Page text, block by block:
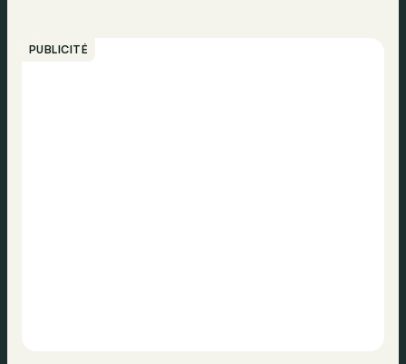
PUBLICITÉ